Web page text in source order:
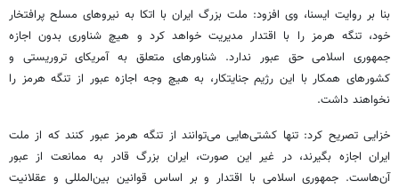
بنا بر روایت ایسنا، وی افزود: ملت بزرگ ایران با اتکا به نیروهای مسلح پرافتخار
خود، تنگه هرمز را با اقتدار مدیریت خواهد کرد و هیچ شناوری بدون اجازه
جمهوری اسلامی حق عبور ندارد. شناورهای متعلق به آمریکای تروریستی و
کشورهای همکار با این رژیم جنایتکار، به هیچ وجه اجازه عبور از تنگه هرمز را
نخواهند داشت.
خزایی تصریح کرد: تنها کشتی‌هایی می‌توانند از تنگه هرمز عبور کنند که از ملت
ایران اجازه بگیرند، در غیر این صورت، ایران بزرگ قادر به ممانعت از عبور
آن‌هاست. جمهوری اسلامی با اقتدار و بر اساس قوانین بین‌المللی و عقلانیت